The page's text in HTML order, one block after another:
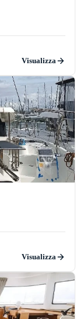
Visualizza
Visualizza